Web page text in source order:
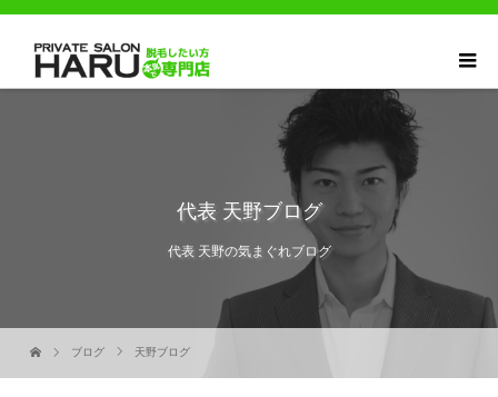
代表 天野ブログ
代表 天野の気まぐれブログ
ブログ 天野ブログ